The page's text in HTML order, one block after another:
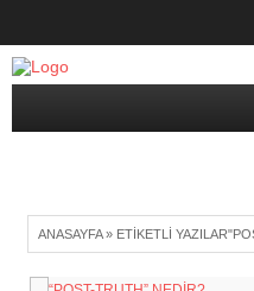
ANASAYFA» ETIKETLI